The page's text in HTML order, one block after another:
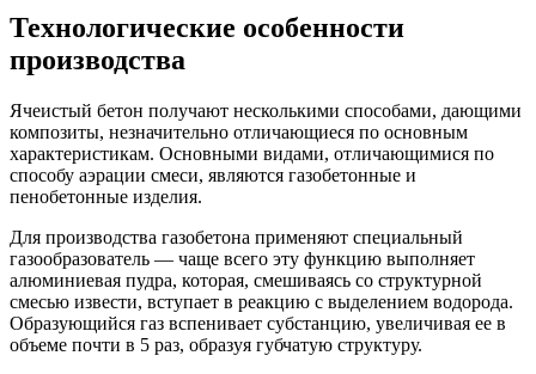
Технологические особенности
производства
Ячеистый бетон получают несколькими способами, дающими
композиты, незначительно отличающиеся по основным
характеристикам. Основными видами, отличающимися по
способу аэрации смеси, являются газобетонные и
пенобетонные изделия.
Для производства газобетона применяют специальный
газообразователь — чаще всего эту функцию выполняет
алюминиевая пудра, которая, смешиваясь со структурной
смесью извести, вступает в реакцию с выделением водорода.
Образующийся газ вспенивает субстанцию, увеличивая ее в
объеме почти в 5 раз, образуя губчатую структуру.